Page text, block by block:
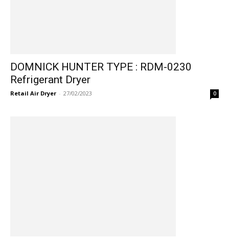
DOMNICK HUNTER TYPE : RDM-0230
Refrigerant Dryer
Retail Air Dryer - 27/02/2023 0